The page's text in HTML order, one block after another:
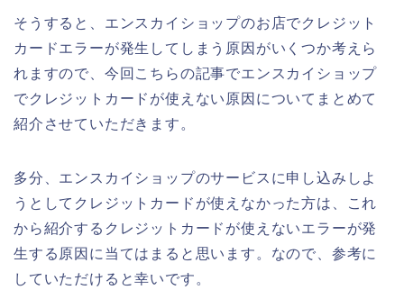
そうすると、エンスカイショップのお店でクレジット
カードエラーが発生してしまう原因がいくつか考えら
れますので、今回こちらの記事でエンスカイショップ
でクレジットカードが使えない原因についてまとめて
紹介させていただきます。
多分、エンスカイショップのサービスに申し込みしよ
うとしてクレジットカードが使えなかった方は、これ
から紹介するクレジットカードが使えないエラーが発
生する原因に当てはまると思います。なので、参考に
していただけると幸いです。